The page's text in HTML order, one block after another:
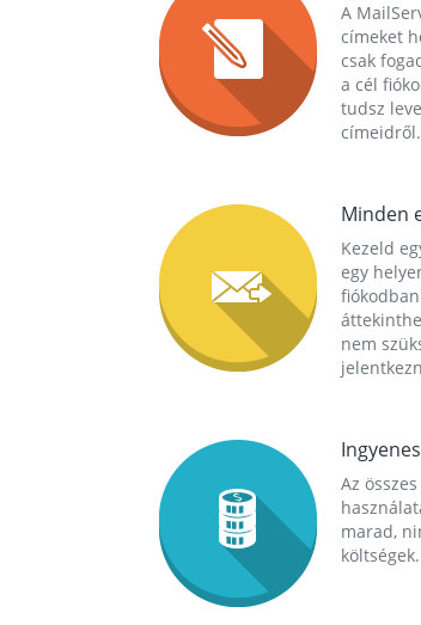
A
címeket
csak
a cél
tudsz
címeidről.
Minden
Kezeld
egy
nem
Ingyenes
Az
marad,
költségek.